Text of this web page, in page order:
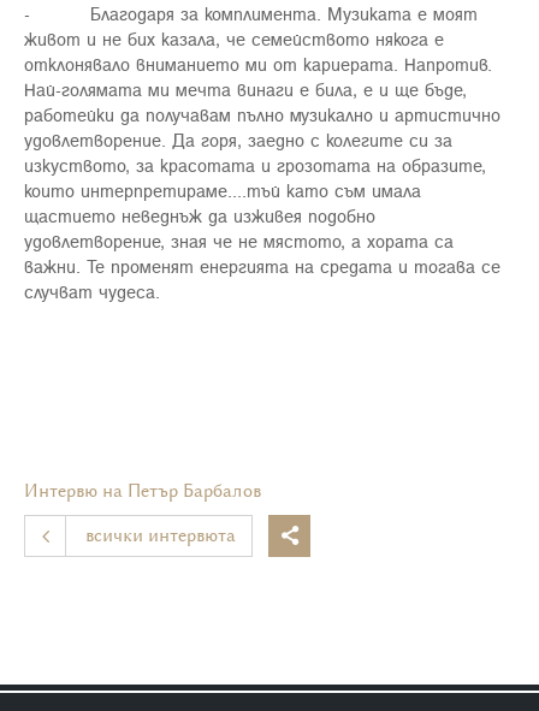
- Благодаря за комплимента. Музиката е моят
живот и не бих казала, че семейството някога е
отклонявало вниманието ми от кариерата. Напротив.
Най-голямата ми мечта винаги е била, е и ще бъде,
работейки да получавам пълно музикално и артистично
удовлетворение. Да горя, заедно с колегите си за
изкуството, за красотата и грозотата на образите,
които интерпретираме....тъй като съм имала
щастието неведнъж да изживея подобно
удовлетворение, зная че не мястото, а хората са
важни. Те променят енергията на средата и тогава се
случват чудеса.
Интервю на Петър Барбалов
всички интервюта
